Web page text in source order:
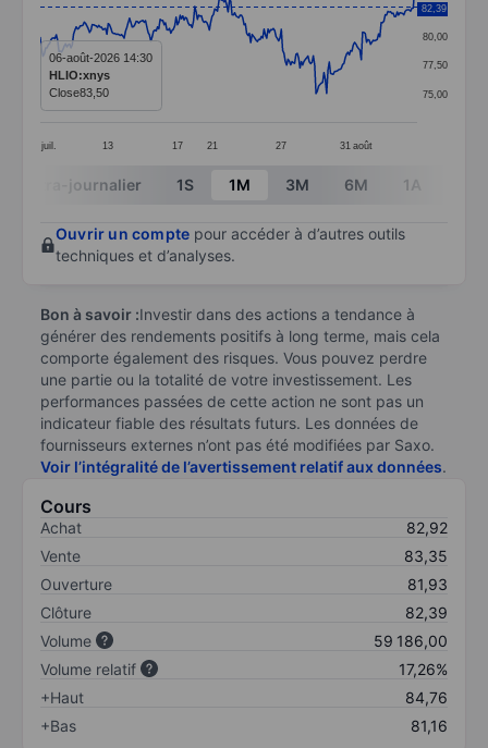
Line chart with 284 data points.
The chart has 1 X axis displaying categories.
The chart has 1 Y axis displaying values. Data
juil. 13 17 21 27 31 août
75,00
77,50
80,00
82,50
82,39
06-août-2026 14:30
HLIO:xnys
Close83,50
End of interactive chart.
Intra-journalier 1S 1M 3M 6M 1A
Ouvrir un compte pour accéder à d’autres outils
techniques et d’analyses.
Bon à savoir :Investir dans des actions a tendance à
générer des rendements positifs à long terme, mais cela
comporte également des risques. Vous pouvez perdre
une partie ou la totalité de votre investissement. Les
performances passées de cette action ne sont pas un
indicateur fiable des résultats futurs. Les données de
fournisseurs externes n’ont pas été modifiées par Saxo.
Voir l’intégralité de l’avertissement relatif aux données.
Cours
Achat
82,92
Vente
83,35
Ouverture
81,93
Clôture
82,39
Volume
59 186,00
Volume relatif
17,26%
+Haut
84,76
+Bas
81,16